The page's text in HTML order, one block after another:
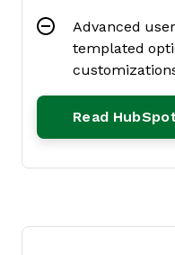
Advanced
templated
Read